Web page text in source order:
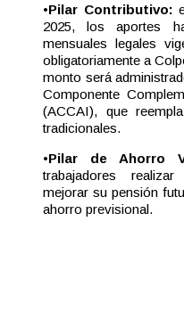
•Pilar Contributivo:
2025, los aportes
mensuales legales
obligatoriamente a
monto será
Componente
(ACCAI), que
tradicionales.
•Pilar de Ahorro
trabajadores
mejorar su pensión
ahorro previsional.